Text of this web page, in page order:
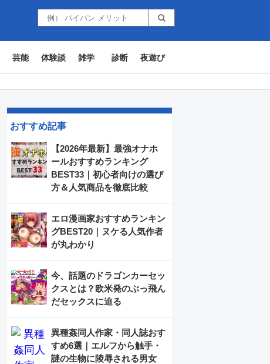
芸能 体験談 雑学 診断 夜遊び
おすすめ記事
【2026年最新】最強オナホ
ールおすすめランキング
BEST33｜初心者向けの選び
方＆人気商品を徹底比較
エロ漫画家おすすめランキン
グBEST20｜ヌケる人気作者
が丸わかり
今、話題のドラゴンカーセッ
クスとは？欧米発のぶっ飛ん
だセックスに迫る
異種姦同人作家・同人誌おす
すめ6選｜エルフから触手・
謎の生物に陵辱される男女